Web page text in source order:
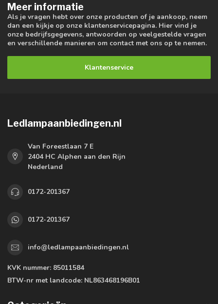
Meer informatie
Als je vragen hebt over onze producten of je aankoop, neem
dan een kijkje op onze klantenservicepagina. Hier vind je
onze bedrijfsgegevens, antwoorden op veelgestelde vragen
en verschillende manieren om contact met ons op te nemen.
Klantenservice
Ledlampaanbiedingen.nl
Van Foreestlaan 7 E
2404 HC Alphen aan den Rijn
Nederland
0172-201367
0172-201367
info@ledlampaanbiedingen.nl
KVK nummer: 85011584
BTW-nr met landcode: NL863468196B01